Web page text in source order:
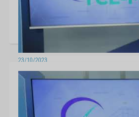
23/10/2023
MINUTO TCE - Edição 133